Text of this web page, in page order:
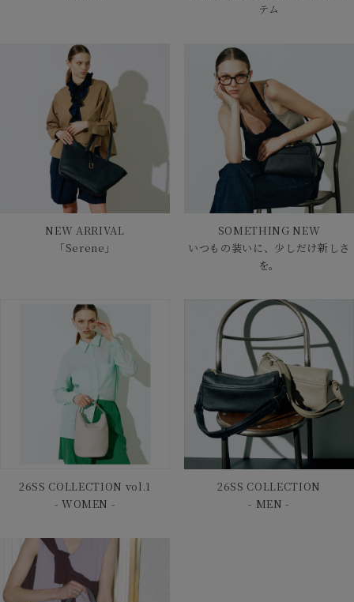
テム
NEW ARRIVAL
「Serene」
SOMETHING NEW
いつもの装いに、少しだけ新しさ
を。
26SS COLLECTION vol.1
- WOMEN -
26SS COLLECTION
- MEN -